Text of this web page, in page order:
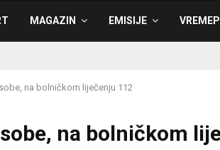
MAGAZIN EMISIJE
na bolničkom liječenju 112
na bolničkom